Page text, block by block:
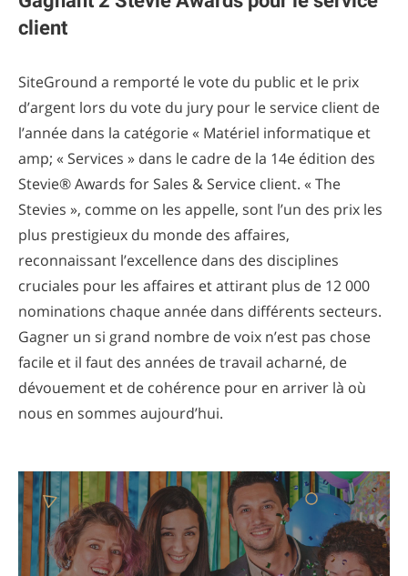
client
SiteGround a remporté le vote du public et le prix
d’argent lors du vote du jury pour le service client de
l’année dans la catégorie « Matériel informatique et
amp; « Services » dans le cadre de la 14e édition des
Stevie® Awards for Sales & Service client. « The
Stevies », comme on les appelle, sont l’un des prix les
plus prestigieux du monde des affaires,
reconnaissant l’excellence dans des disciplines
cruciales pour les affaires et attirant plus de 12 000
nominations chaque année dans différents secteurs.
Gagner un si grand nombre de voix n’est pas chose
facile et il faut des années de travail acharné, de
dévouement et de cohérence pour en arriver là où
nous en sommes aujourd’hui.